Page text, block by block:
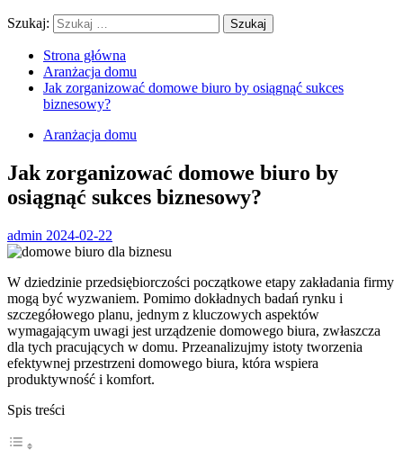
Szukaj:
Strona główna
Aranżacja domu
Jak zorganizować domowe biuro by osiągnąć sukces
biznesowy?
Aranżacja domu
Jak zorganizować domowe biuro by
osiągnąć sukces biznesowy?
admin 2024-02-22
W dziedzinie przedsiębiorczości początkowe etapy zakładania firmy
mogą być wyzwaniem. Pomimo dokładnych badań rynku i
szczegółowego planu, jednym z kluczowych aspektów
wymagającym uwagi jest urządzenie domowego biura, zwłaszcza
dla tych pracujących w domu. Przeanalizujmy istoty tworzenia
efektywnej przestrzeni domowego biura, która wspiera
produktywność i komfort.
Spis treści